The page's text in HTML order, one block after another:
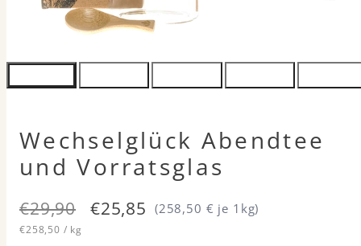
Wechselglück Abendtee
und Vorratsglas
Regulärer
Preis
€29,90 Verkaufspreis
€25,85 (258,50 € je 1kg)
Einzelpreis
€258,50 / pro
kg